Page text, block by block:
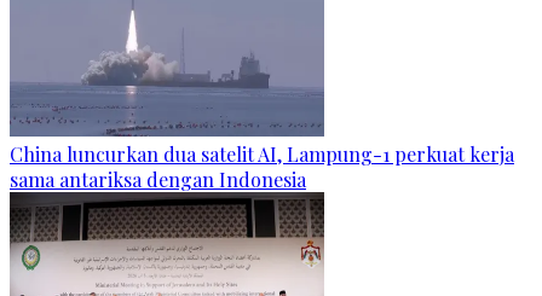
China luncurkan dua satelit AI, Lampung-1 perkuat kerja
sama antariksa dengan Indonesia